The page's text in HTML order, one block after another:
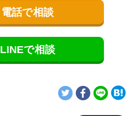
電話で相談
LINEで相談